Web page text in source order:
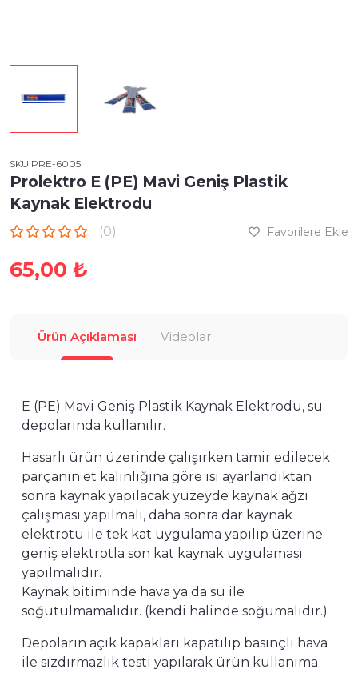
SKU PRE-6005
Prolektro E (PE) Mavi Geniş Plastik
Kaynak Elektrodu
(0) Favorilere Ekle
65,00 ₺
Ürün Açıklaması Videolar
E (PE) Mavi Geniş Plastik Kaynak Elektrodu, su
depolarında kullanılır.
Hasarlı ürün üzerinde çalışırken tamir edilecek
parçanın et kalınlığına göre ısı ayarlandıktan
sonra kaynak yapılacak yüzeyde kaynak ağzı
çalışması yapılmalı, daha sonra dar kaynak
elektrotu ile tek kat uygulama yapılıp üzerine
geniş elektrotla son kat kaynak uygulaması
yapılmalıdır.
Kaynak bitiminde hava ya da su ile
soğutulmamalıdır. (kendi halinde soğumalıdır.)
Depoların açık kapakları kapatılıp basınçlı hava
ile sızdırmazlık testi yapılarak ürün kullanıma